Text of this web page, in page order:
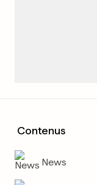
Contenus
News